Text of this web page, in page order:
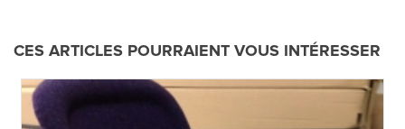
CES ARTICLES POURRAIENT VOUS INTÉRESSER